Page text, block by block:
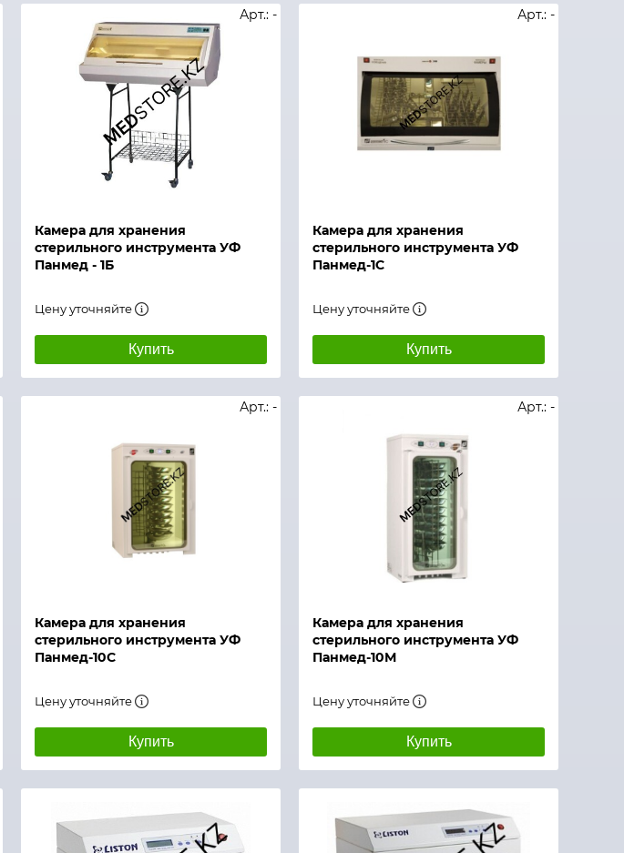
Камера для хранения
стерильного инструмента УФ
Панмед - 1Б
Арт.: -
Цену уточняйте
Купить
Камера для хранения
стерильного инструмента УФ
Панмед-1С
Арт.: -
Цену уточняйте
Купить
Камера для хранения
стерильного инструмента УФ
Панмед-10С
Арт.: -
Цену уточняйте
Купить
Камера для хранения
стерильного инструмента УФ
Панмед-10М
Арт.: -
Цену уточняйте
Купить